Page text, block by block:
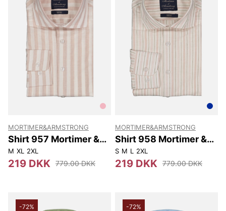
MORTIMER&ARMSTRONG
Shirt 957 Mortimer &
Armstrong
M XL 2XL
219 DKK 779.00 DKK
MORTIMER&ARMSTRONG
Shirt 958 Mortimer &
Armstrong
S M L 2XL
219 DKK 779.00 DKK
-72% -72%